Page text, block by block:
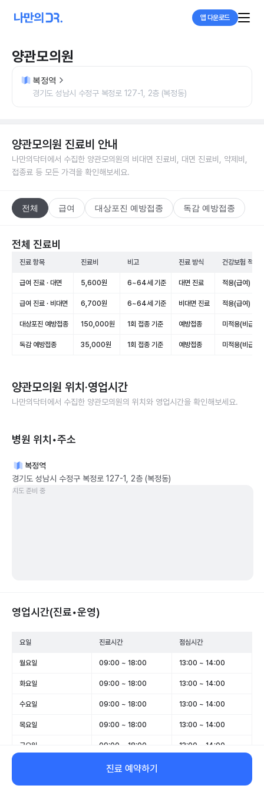
앱 다운로드
양관모의원
복정역
경기도 성남시 수정구 복정로 127-1, 2층 (복정동)
양관모의원 진료비 안내
나만의닥터에서 수집한 양관모의원의 비대면 진료비, 대면 진료비, 약제비,
접종료 등 모든 가격을 확인해보세요.
전체 급여 대상포진 예방접종 독감 예방접종
전체 진료비
진료 항목 진료비 비고 진료 방식 건강보험 적용
급여 진료 · 대면 5,600원 6~64세 기준 대면 진료 적용(급여)
급여 진료 · 비대면 6,700원 6~64세 기준 비대면 진료 적용(급여)
대상포진 예방접종 150,000원 1회 접종 기준 예방접종 미적용(비급여)
독감 예방접종 35,000원 1회 접종 기준 예방접종 미적용(비급여)
양관모의원 위치·영업시간
나만의닥터에서 수집한 양관모의원의 위치와 영업시간을 확인해보세요.
병원 위치•주소
복정역
경기도 성남시 수정구 복정로 127-1, 2층 (복정동)
지도 준비 중
영업시간(진료•운영)
요일 진료시간 점심시간
월요일 09:00 ~ 18:00 13:00 ~ 14:00
화요일 09:00 ~ 18:00 13:00 ~ 14:00
수요일 09:00 ~ 18:00 13:00 ~ 14:00
목요일 09:00 ~ 18:00 13:00 ~ 14:00
금요일 09:00 ~ 18:00 13:00 ~ 14:00
09:00 ~ 13:00
일요일 휴무 -
진료 예약하기